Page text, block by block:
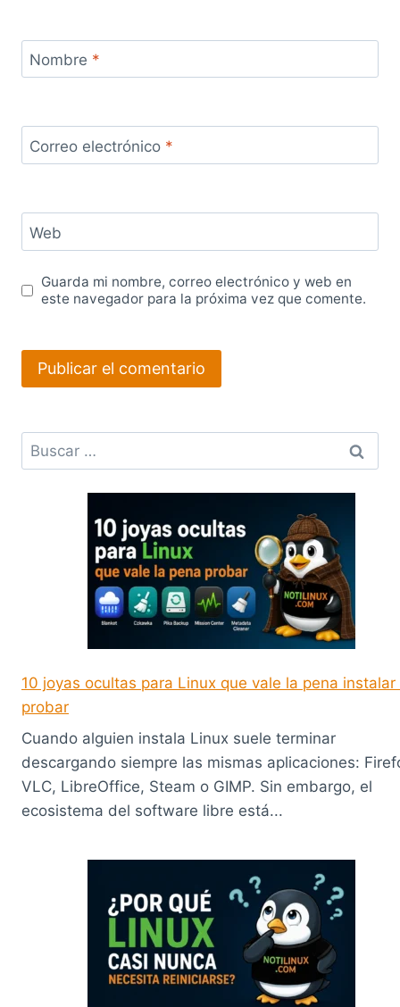
Nombre *
Correo electrónico *
Web
Guarda mi nombre, correo electrónico y web en
este navegador para la próxima vez que comente.
Buscar:
10 joyas ocultas para Linux que vale la pena instalar
probar
Cuando alguien instala Linux suele terminar
descargando siempre las mismas aplicaciones:
VLC, LibreOffice, Steam o GIMP. Sin embargo, el
ecosistema del software libre está...